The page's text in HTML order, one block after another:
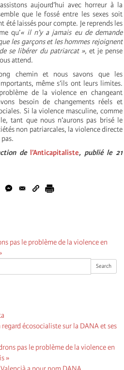
Search
écosocialiste sur la DANA et ses
pas le problème de la violence en
»
aujourd’hui avec horreur à la
que le fossé entre les sexes soit
été laissés pour compte. Je reprends les
qu’« il n’y a jamais eu de demande
les garçons et les hommes rejoignent
se libérer du patriarcat », et je pense
attend.
chemin et nous savons que les
même s’ils ont leurs limites.
de la violence en changeant
besoin de changements réels et
Si la violence masculine, comme
tant que nous n’aurons pas brisé le
non patriarcales, la violence directe
de l’Anticapitaliste, publié le 21
pas le problème de la violence en